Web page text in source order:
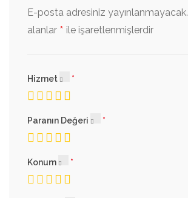
E-posta adresiniz yayınlanmayacak.
alanlar * ile işaretlenmişlerdir
Hizmet
Paranın Değeri
Konum